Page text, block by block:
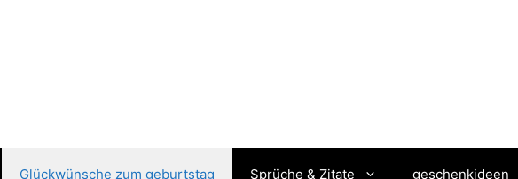
Glückwünsche zum geburtstag Sprüche & Zitate geschenkideen